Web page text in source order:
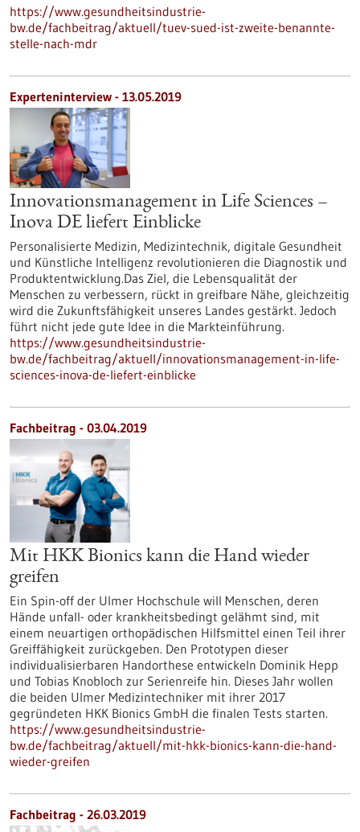
https://www.gesundheitsindustrie-
bw.de/fachbeitrag/aktuell/tuev-sued-ist-zweite-benannte-
stelle-nach-mdr
Experteninterview - 13.05.2019
Innovationsmanagement in Life Sciences –
Inova DE liefert Einblicke
Personalisierte Medizin, Medizintechnik, digitale Gesundheit
und Künstliche Intelligenz revolutionieren die Diagnostik und
Produktentwicklung.Das Ziel, die Lebensqualität der
Menschen zu verbessern, rückt in greifbare Nähe, gleichzeitig
wird die Zukunftsfähigkeit unseres Landes gestärkt. Jedoch
führt nicht jede gute Idee in die Markteinführung.
https://www.gesundheitsindustrie-
bw.de/fachbeitrag/aktuell/innovationsmanagement-in-life-
sciences-inova-de-liefert-einblicke
Fachbeitrag - 03.04.2019
Mit HKK Bionics kann die Hand wieder
greifen
Ein Spin-off der Ulmer Hochschule will Menschen, deren
Hände unfall- oder krankheitsbedingt gelähmt sind, mit
einem neuartigen orthopädischen Hilfsmittel einen Teil ihrer
Greiffähigkeit zurückgeben. Den Prototypen dieser
individualisierbaren Handorthese entwickeln Dominik Hepp
und Tobias Knobloch zur Serienreife hin. Dieses Jahr wollen
die beiden Ulmer Medizintechniker mit ihrer 2017
gegründeten HKK Bionics GmbH die finalen Tests starten.
https://www.gesundheitsindustrie-
bw.de/fachbeitrag/aktuell/mit-hkk-bionics-kann-die-hand-
wieder-greifen
Fachbeitrag - 26.03.2019